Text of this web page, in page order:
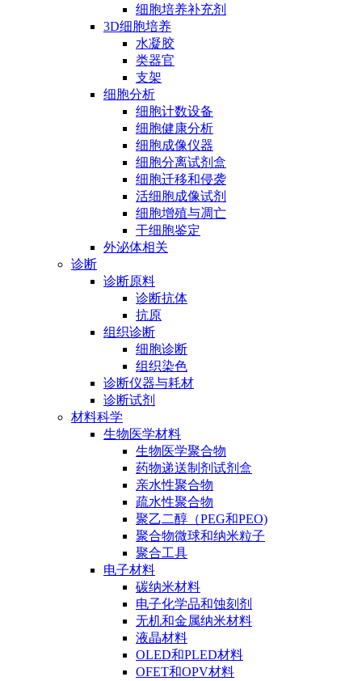
细胞培养补充剂
3D细胞培养
水凝胶
类器官
支架
细胞分析
细胞计数设备
细胞健康分析
细胞成像仪器
细胞分离试剂盒
细胞迁移和侵袭
活细胞成像试剂
细胞增殖与凋亡
干细胞鉴定
外泌体相关
诊断
诊断原料
诊断抗体
抗原
组织诊断
细胞诊断
组织染色
诊断仪器与耗材
诊断试剂
材料科学
生物医学材料
生物医学聚合物
药物递送制剂试剂盒
亲水性聚合物
疏水性聚合物
聚乙二醇（PEG和PEO)
聚合物微球和纳米粒子
聚合工具
电子材料
碳纳米材料
电子化学品和蚀刻剂
无机和金属纳米材料
液晶材料
OLED和PLED材料
OFET和OPV材料